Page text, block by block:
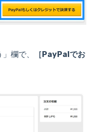
欄で、
［PayPalでお